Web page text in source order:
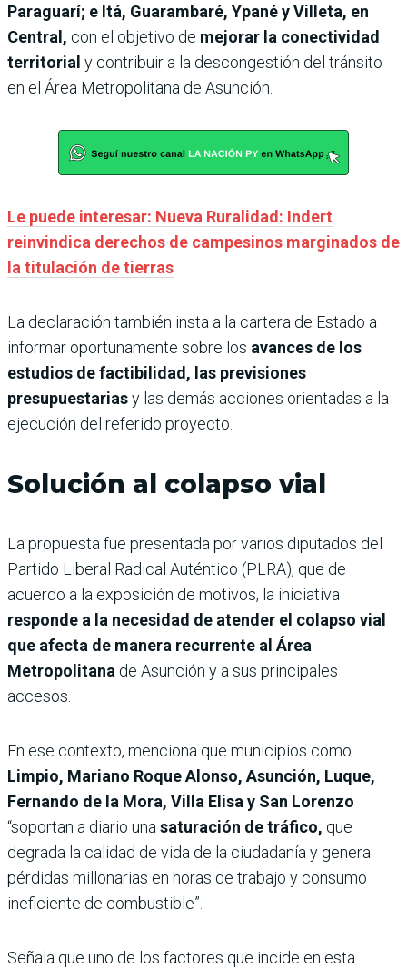
Paraguarí; e Itá, Guarambaré, Ypané y Villeta, en
Central, con el objetivo de mejorar la conectividad
territorial y contribuir a la descongestión del tránsito
en el Área Metropolitana de Asunción.
Le puede interesar: Nueva Ruralidad: Indert
reinvindica derechos de campesinos marginados de
la titulación de tierras
La declaración también insta a la cartera de Estado a
informar oportunamente sobre los avances de los
estudios de factibilidad, las previsiones
presupuestariasy las demás acciones orientadas a la
ejecución del referido proyecto.
Solución al colapso vial
La propuesta fue presentada por varios diputados del
Partido Liberal Radical Auténtico (PLRA), que de
acuerdo a la exposición de motivos, la iniciativa
responde a la necesidad de atender el colapso vial
que afecta de manera recurrente al Área
Metropolitana de Asunción y a sus principales
accesos.
En ese contexto, menciona que municipios como
Limpio, Mariano Roque Alonso, Asunción, Luque,
Fernando de la Mora, Villa Elisa y San Lorenzo
“soportan a diario una saturación de tráfico, que
degrada la calidad de vida de la ciudadanía y genera
pérdidas millonarias en horas de trabajo y consumo
ineficiente de combustible”.
Señala que uno de los factores que incide en esta